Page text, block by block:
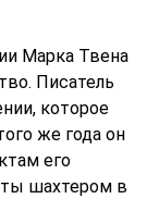
Марка Твена
Писатель
которое
же года он
его
шахтером в